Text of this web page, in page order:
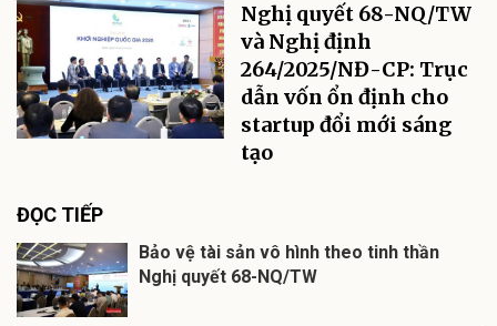
Nghị quyết 68-NQ/TW
và Nghị định
264/2025/NĐ-CP: Trục
dẫn vốn ổn định cho
startup đổi mới sáng
tạo
ĐỌC TIẾP
Bảo vệ tài sản vô hình theo tinh thần
Nghị quyết 68-NQ/TW